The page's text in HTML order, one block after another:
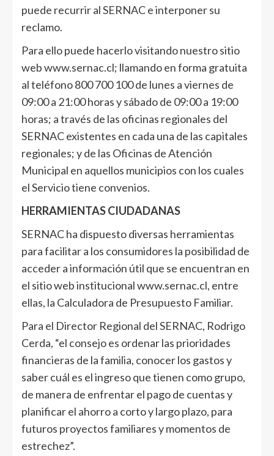
puede recurrir al SERNAC e interponer su
reclamo.
Para ello puede hacerlo visitando nuestro sitio
web www.sernac.cl; llamando en forma gratuita
al teléfono 800 700 100 de lunes a viernes de
09:00 a 21:00 horas y sábado de 09:00 a 19:00
horas; a través de las oficinas regionales del
SERNAC existentes en cada una de las capitales
regionales; y de las Oficinas de Atención
Municipal en aquellos municipios con los cuales
el Servicio tiene convenios.
HERRAMIENTAS CIUDADANAS
SERNAC ha dispuesto diversas herramientas
para facilitar a los consumidores la posibilidad de
acceder a información útil que se encuentran en
el sitio web institucional www.sernac.cl, entre
ellas, la Calculadora de Presupuesto Familiar.
Para el Director Regional del SERNAC, Rodrigo
Cerda, “el consejo es ordenar las prioridades
financieras de la familia, conocer los gastos y
saber cuál es el ingreso que tienen como grupo,
de manera de enfrentar el pago de cuentas y
planificar el ahorro a corto y largo plazo, para
futuros proyectos familiares y momentos de
estrechez”.